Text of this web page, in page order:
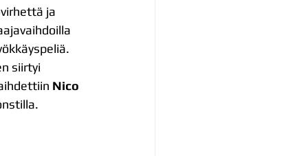
ja
siirtyi
Nico